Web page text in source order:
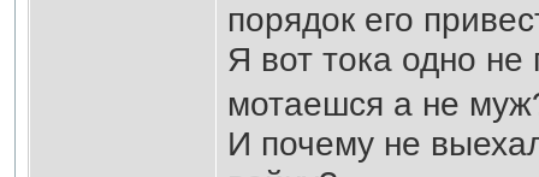
порядок его
Я вот тока одно не
мотаешся а не
И почему не